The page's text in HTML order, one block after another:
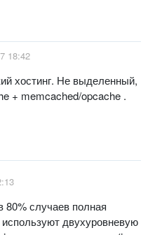
18:42
хостинг. Не выделенный,
+ memcached/opcache .
случаев полная
двухуровневую